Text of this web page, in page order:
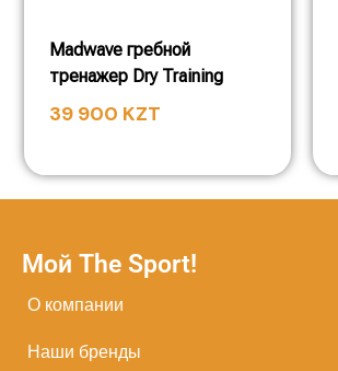
Madwave гребной
тренажер Dry Training
39 900 KZT
Мой The Sport!
О компании
Наши бренды